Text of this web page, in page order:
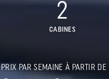
2
CABINES
PRIX PAR SEMAINE À PARTIR DE